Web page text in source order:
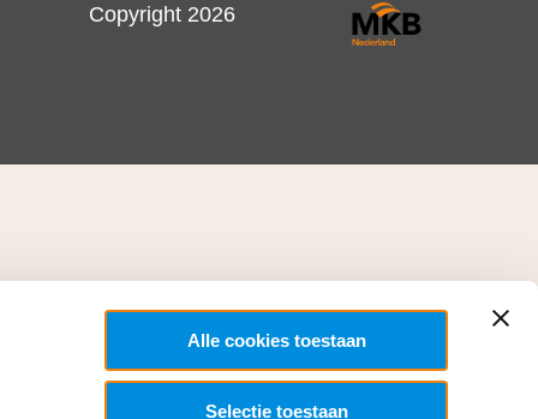
Alle cookies toestaan
Selectie toestaan
Copyright 2026